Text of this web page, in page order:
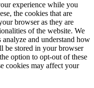
experience while you
the cookies that are
browser as they are
of the website. We
and understand how
be stored in your browser
option to opt-out of these
cookies may affect your